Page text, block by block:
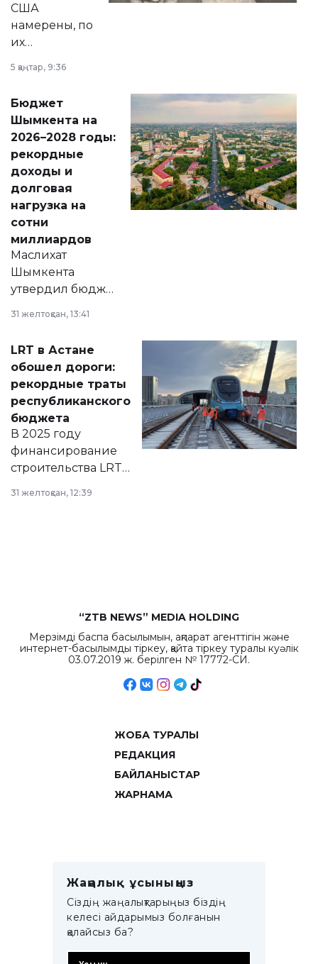
США
намерены, по
их
принести
народу
Венесуэлы.
5 қаңтар, 9:36
Бюджет
Шымкента на
2026–2028 годы:
рекордные
доходы и
долговая
нагрузка на
сотни
миллиардов
Маслихат
Шымкента
утвердил бюджет
2028 годы.
документ
появился в базе
нормативных
правовых актов и
на сайте маслихат
города.
31 желтоқсан, 13:41
LRT в Астане
обошел дороги:
рекордные траты
республиканского
бюджета
В 2025 году
финансирование
строительства LRT
республиканского
31 желтоқсан, 12:39
“ZTB NEWS” MEDIA HOLDING
Мерзімді баспа басылымын, ақпарат агенттігін және
интернет-басылымды тіркеу, қайта тіркеу туралы куәлік
03.07.2019 ж. берілген № 17772-СИ.
ЖОБА ТУРАЛЫ
РЕДАКЦИЯ
БАЙЛАНЫСТАР
ЖАРНАМА
Жаңалық ұсыныңыз
Сіздің жаңалықтарыңыз біздің
келесі айдарымыз болғанын
қалайсыз ба?